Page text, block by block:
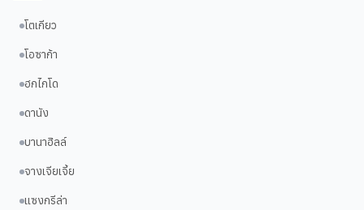
โตเกียว
โอซาก้า
ฮกไกโด
ดานัง
บานาฮิลล์
จางเจียเจี้ย
แซงกรีล่า